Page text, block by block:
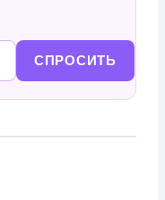
СПРОСИТЬ